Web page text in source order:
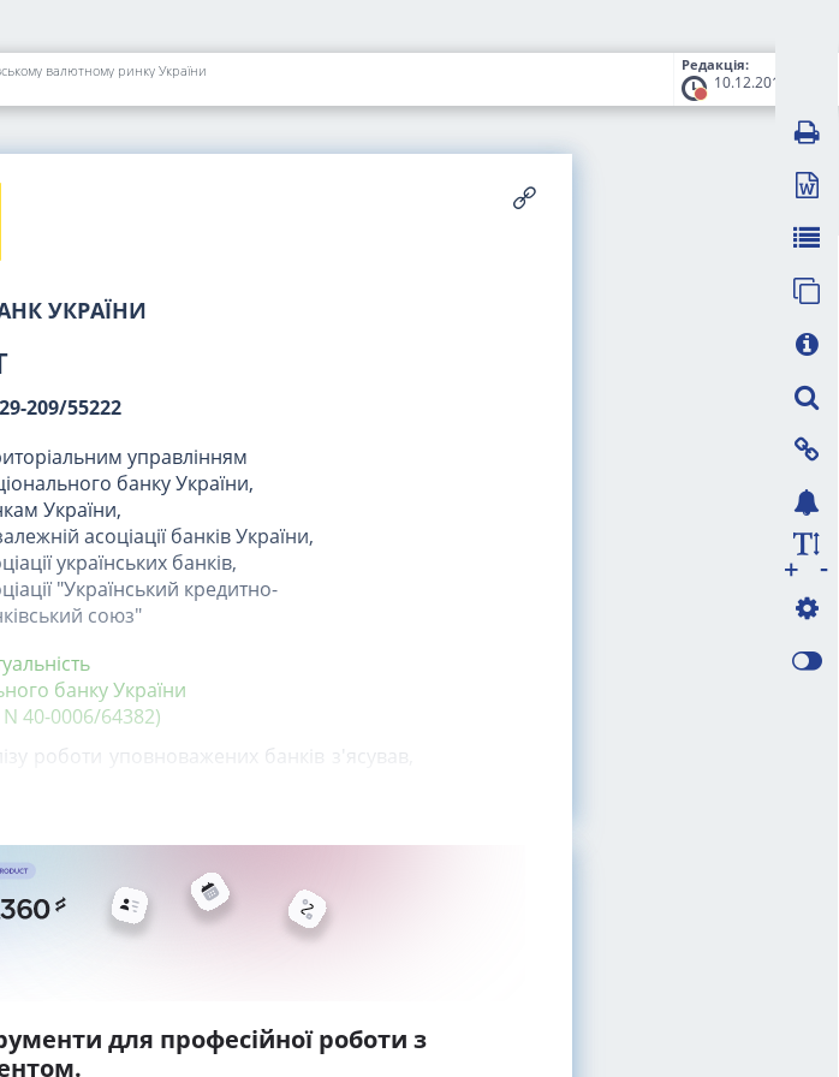
Редакція:
10.12.2019
валютному ринку України
УКРАЇНИ
209/55222
управлінням
банку України,
України,
асоціації банків України,
українських банків,
"Український кредитно-
союз"
банку України
40-0006/64382)
роботи уповноважених банків з'ясував,
для професійної роботи з
-
+